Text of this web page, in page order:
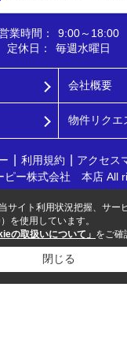
業時間：
9:00～18:00
定休日：
毎週水曜日
会社概要
物件リクエ
利用規約 アクセス
ピー株式会社 本店 All
サイト利用状況把握、サー
を使用しています。
の取扱いについて」 をご確
閉じる